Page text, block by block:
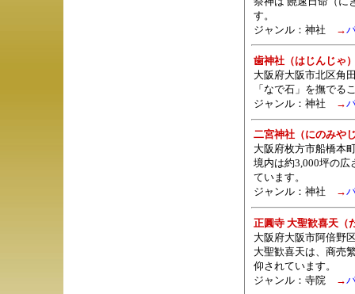
す。
ジャンル： 神社 →
歯神社（はじんじゃ
大阪府大阪市北区角
「なで石」を撫でる
ジャンル： 神社 →
二宮神社（にのみや
大阪府枚方市船橋本
境内は約3,000坪の
ています。
ジャンル： 神社 →
正圓寺 大聖歓喜天（
大阪府大阪市阿倍野
大聖歓喜天は、商売
仰されています。
ジャンル： 寺院→